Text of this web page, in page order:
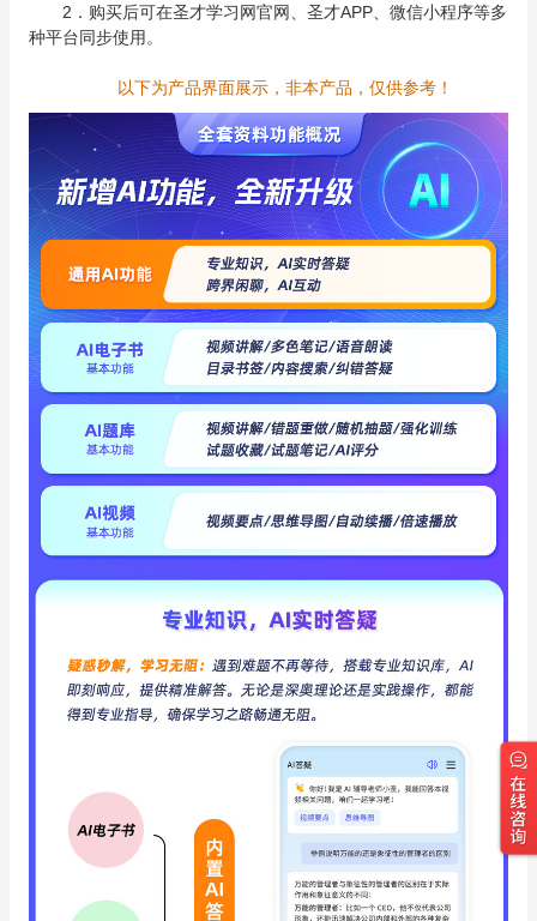
2．购买后可在圣才学习网官网、圣才APP、微信小程序等多
种平台同步使用。
以下为产品界面展示，非本产品，仅供参考！